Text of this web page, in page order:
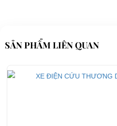
⇒Xem thêm: Xe đã qua sử
thuận tiện, phong
SẢN PHẨM LIÊN QUAN